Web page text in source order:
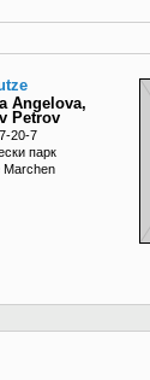
Angelova,
Petrov
20-7
парк
Marchen